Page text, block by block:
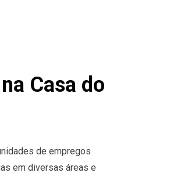
Casa do
de empregos
em diversas áreas e